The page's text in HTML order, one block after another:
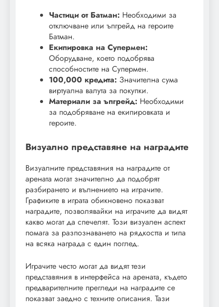
Частици от Батман: Необходими за
отключване или ъпгрейд на героите
Батман.
Екипировка на Супермен:
Оборудване, което подобрява
способностите на Супермен.
100,000 кредита: Значителна сума
виртуална валута за покупки.
Материали за ъпгрейд: Необходими
за подобряване на екипировката и
героите.
Визуално представяне на наградите
Визуалните представяния на наградите от
арената могат значително да подобрят
разбирането и вълнението на играчите.
Графиките в играта обикновено показват
наградите, позволявайки на играчите да видят
какво могат да спечелят. Този визуален аспект
помага за разпознаването на рядкостта и типа
на всяка награда с един поглед.
Играчите често могат да видят тези
представяния в интерфейса на арената, където
предварителните прегледи на наградите се
показват заедно с техните описания. Тази